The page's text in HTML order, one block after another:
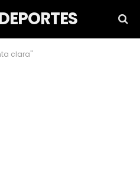
clara"